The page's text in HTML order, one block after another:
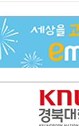
SK하이닉스, 주당 375원 분기
이의준 전 경북도 새마을
"상법개정해도 주주가 '봉'"…하이